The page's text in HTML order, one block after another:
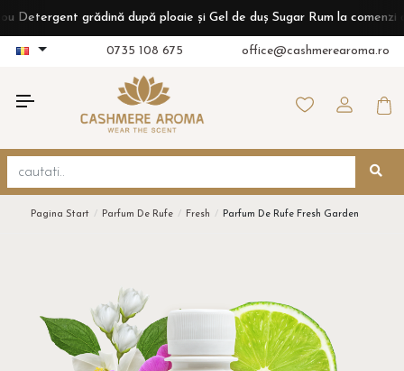
grădină după ploaie și Gel de duș Sugar Rum la comenzi de
0735 108 675 office@cashmerearoma.ro
Pagina Start Parfum De Rufe Fresh Parfum De Rufe Fresh Garden